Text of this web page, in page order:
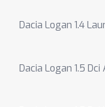
Dacia Logan 1.4
Dacia Logan 1.5